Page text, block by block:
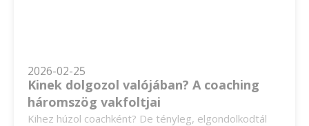
2026-02-25
Kinek dolgozol valójában? A coaching
háromszög vakfoltjai
Kihez húzol coachként? De tényleg, elgondolkodtál